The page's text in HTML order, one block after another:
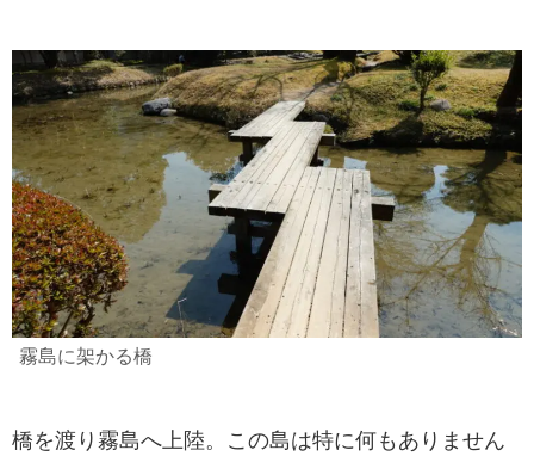
霧島に架かる橋
橋を渡り霧島へ上陸。この島は特に何もありません